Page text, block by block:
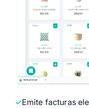
Emite facturas